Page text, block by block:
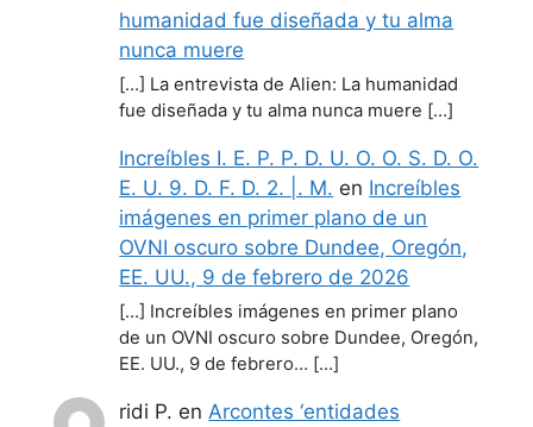
humanidad fue diseñada y tu alma
nunca muere
[…] La entrevista de Alien: La humanidad
fue diseñada y tu alma nunca muere […]
Increíbles I. E. P. P. D. U. O. O. S. D. O.
E. U. 9. D. F. D. 2. |. M. en Increíbles
imágenes en primer plano de un
OVNI oscuro sobre Dundee, Oregón,
EE. UU., 9 de febrero de 2026
[…] Increíbles imágenes en primer plano
de un OVNI oscuro sobre Dundee, Oregón,
EE. UU., 9 de febrero… […]
ridi P. enArcontes ‘entidades